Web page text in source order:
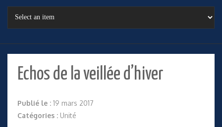
Echos de la veillée d’hiver
Publié le : 19 mars 2017
Catégories : Unité